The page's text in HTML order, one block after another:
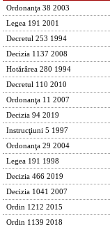
Ordonanţa 38 2003
Legea 191 2001
Decretul 253 1994
Decizia 1137 2008
Hotărârea 280 1994
Decretul 110 2010
Ordonanţa 11 2007
Decizia 94 2019
Instrucţiuni 5 1997
Ordonanţa 29 2004
Legea 191 1998
Decizia 466 2019
Decizia 1041 2007
Ordin 1212 2015
Ordin 1139 2018